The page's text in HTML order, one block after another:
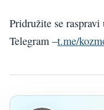
Pridružite se
Telegram –t.me/